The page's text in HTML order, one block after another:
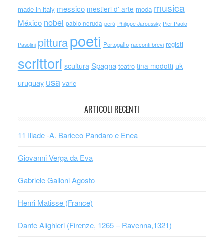
made in italy messico mestieri d' arte moda musica
México nobel pablo neruda perù Philippe Jaroussky Pier Paolo
Pasolini pitturapoeti Portogallo racconti brevi registi
scrittori sculturaSpagna teatro tina modotti uk
uruguay usa varie
ARTICOLI RECENTI
11 Iliade -A. Baricco Pandaro e Enea
Giovanni Verga da Eva
Gabriele Galloni Agosto
Henri Matisse (France)
Dante Alighieri (Firenze, 1265 – Ravenna,1321)